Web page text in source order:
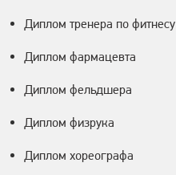
Диплом тренера по фитнесу
Диплом фармацевта
Диплом фельдшера
Диплом физрука
Диплом хореографа